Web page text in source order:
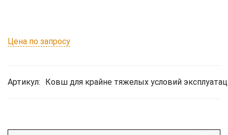
Цена по запросу
Артикул: Ковш для крайне тяжелых условий